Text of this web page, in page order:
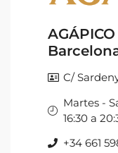
C/
Martes -
16:30 a
+34 661